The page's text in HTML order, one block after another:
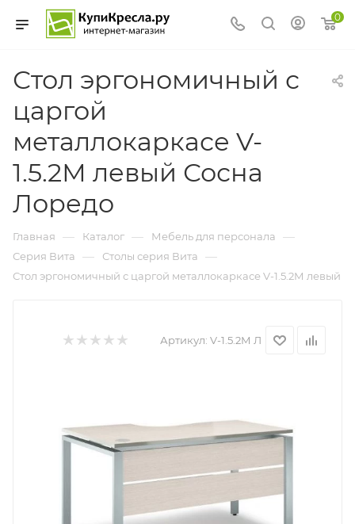
0
Стол эргономичный с
царгой
металлокаркасе V-
1.5.2М левый Сосна
Лоредо
Главная — Каталог — Мебель для персонала —
Серия Вита — Столы серия Вита —
Стол эргономичный с царгой металлокаркасе V-1.5.2М левый
Артикул: V-1.5.2М Л